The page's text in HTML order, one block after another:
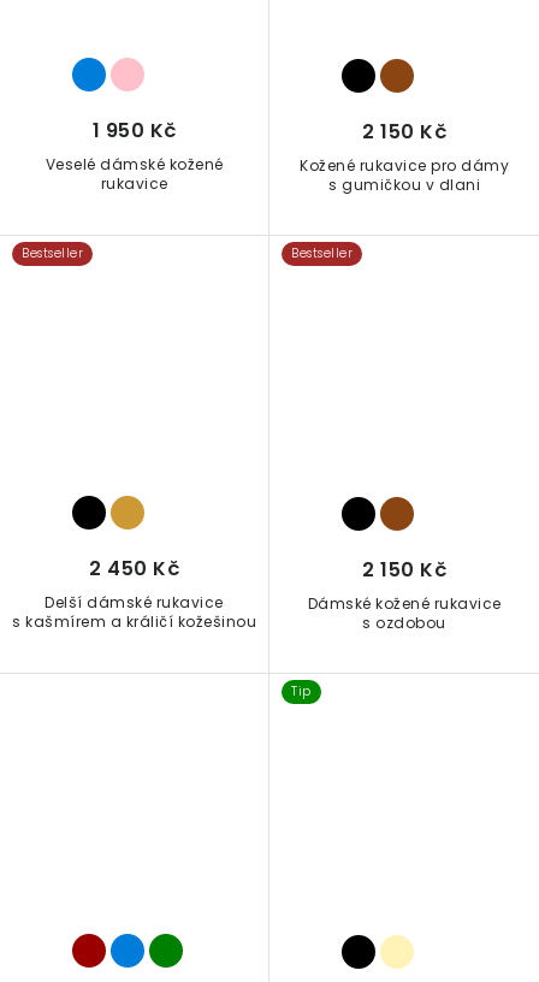
Veselé dámské kožené
rukavice
1 950 Kč
Kožené rukavice pro dámy
s gumičkou v dlani
2 150 Kč
Delší dámské rukavice
s kašmírem a králičí kožešinou
Bestseller
2 450 Kč
Dámské kožené rukavice
s ozdobou
Bestseller
2 150 Kč
Tip